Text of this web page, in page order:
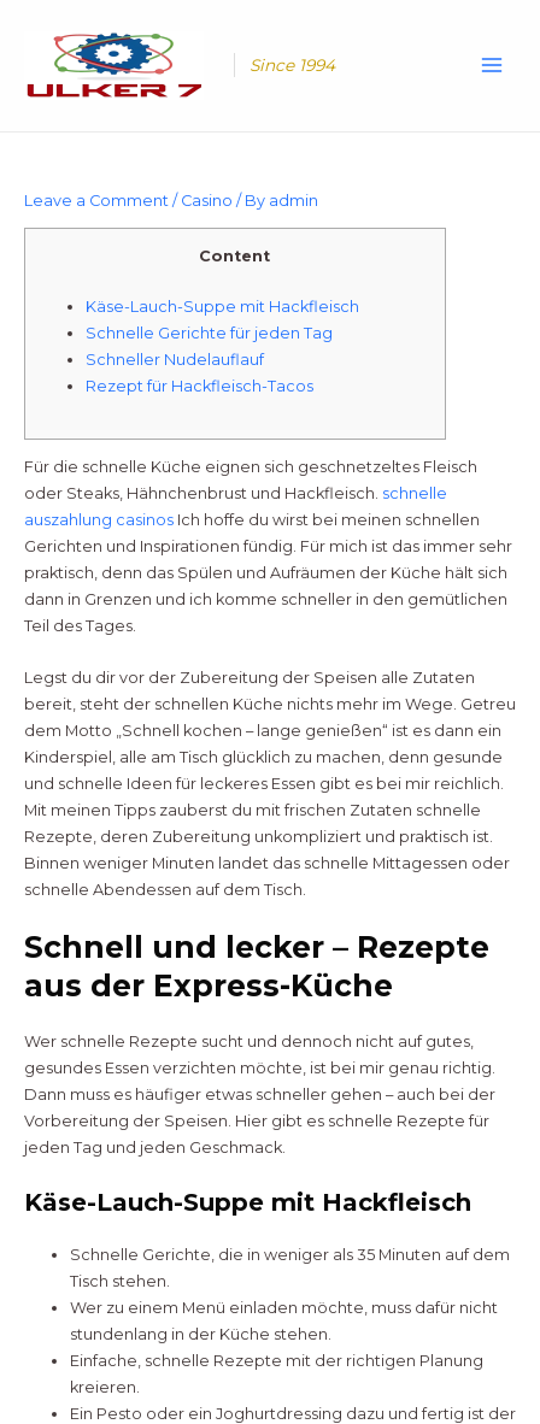
content
Since 1994
Leave a Comment / Casino / By admin
Content
Käse-Lauch-Suppe mit Hackfleisch
Schnelle Gerichte für jeden Tag
Schneller Nudelauflauf
Rezept für Hackfleisch-Tacos
Für die schnelle Küche eignen sich geschnetzeltes Fleisch
oder Steaks, Hähnchenbrust und Hackfleisch. schnelle
auszahlung casinosIch hoffe du wirst bei meinen schnellen
Gerichten und Inspirationen fündig. Für mich ist das immer sehr
praktisch, denn das Spülen und Aufräumen der Küche hält sich
dann in Grenzen und ich komme schneller in den gemütlichen
Teil des Tages.
Legst du dir vor der Zubereitung der Speisen alle Zutaten
bereit, steht der schnellen Küche nichts mehr im Wege. Getreu
dem Motto „Schnell kochen – lange genießen“ ist es dann ein
Kinderspiel, alle am Tisch glücklich zu machen, denn gesunde
und schnelle Ideen für leckeres Essen gibt es bei mir reichlich.
Mit meinen Tipps zauberst du mit frischen Zutaten schnelle
Rezepte, deren Zubereitung unkompliziert und praktisch ist.
Binnen weniger Minuten landet das schnelle Mittagessen oder
schnelle Abendessen auf dem Tisch.
Schnell und lecker – Rezepte
aus der Express-Küche
Wer schnelle Rezepte sucht und dennoch nicht auf gutes,
gesundes Essen verzichten möchte, ist bei mir genau richtig.
Dann muss es häufiger etwas schneller gehen – auch bei der
Vorbereitung der Speisen. Hier gibt es schnelle Rezepte für
jeden Tag und jeden Geschmack.
Käse-Lauch-Suppe mit Hackfleisch
Schnelle Gerichte, die in weniger als 35 Minuten auf dem
Tisch stehen.
Wer zu einem Menü einladen möchte, muss dafür nicht
stundenlang in der Küche stehen.
Einfache, schnelle Rezepte mit der richtigen Planung
kreieren.
Ein Pesto oder ein Joghurtdressing dazu und fertig ist der